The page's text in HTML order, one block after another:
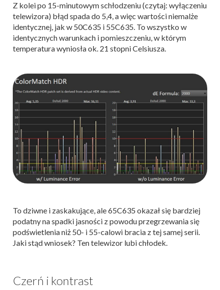
Z kolei po 15-minutowym schłodzeniu (czytaj: wyłączeniu
telewizora) błąd spada do 5,4, a więc wartości niemalże
identycznej, jak w 50C635 i 55C635. To wszystko w
identycznych warunkach i pomieszczeniu, w którym
temperatura wyniosła ok. 21 stopni Celsiusza.
To dziwne i zaskakujące, ale 65C635 okazał się bardziej
podatny na spadki jasności z powodu przegrzewania się
podświetlenia niż 50- i 55-calowi bracia z tej samej serii.
Jaki stąd wniosek? Ten telewizor lubi chłodek.
Czerń i kontrast